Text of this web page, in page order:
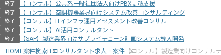
終了 【コンサル】公共系一般社団法人向けPBX更改支援
終了 【コンサル】空調機器業界向けシステム改善コンサルティング
終了 【コンサル】ITインフラ運用アセスメント改善コンサル
終了 【コンサル】AI活用コンサルタント
終了
【SAP】製造業界向けサプライチェーン計画システム導入開発
HOME案件検索ITコンサルタント求人・案件 【コンサル】製造業向けコンサル